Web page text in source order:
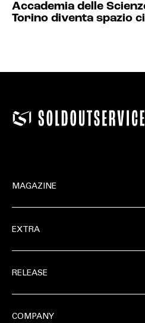
Accademia delle
Torino diventa spazio
MAGAZINE
EXTRA
RELEASE
COMPANY